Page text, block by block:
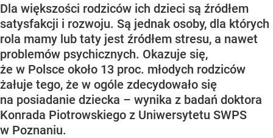
Dla większości rodziców ich dzieci są źródłem
satysfakcji i rozwoju. Są jednak osoby, dla których
rola mamy lub taty jest źródłem stresu, a nawet
problemów psychicznych. Okazuje się,
że w Polsce około 13 proc. młodych rodziców
żałuje tego, że w ogóle zdecydowało się
na posiadanie dziecka – wynika z badań doktora
Konrada Piotrowskiego z Uniwersytetu SWPS
w Poznaniu.